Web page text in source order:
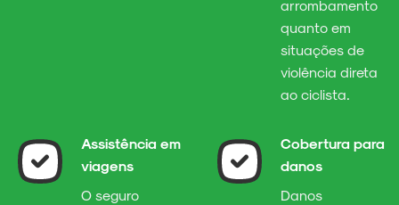
arrombamento
quanto em
situações de
violência direta
ao ciclista.
Assistência em
viagens
O seguro
Cobertura para
danos
Danos